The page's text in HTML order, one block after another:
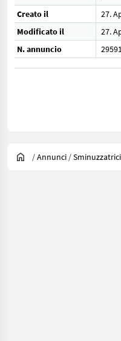
Creato il
27.
Modificato il
27.
N. annuncio
/Annunci /Sminuzzatrici